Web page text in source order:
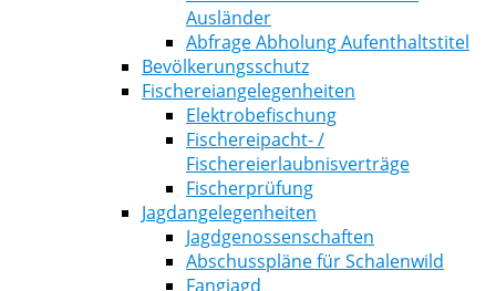
Ausländer
Abfrage Abholung Aufenthaltstitel
Bevölkerungsschutz
Fischereiangelegenheiten
Elektrobefischung
Fischereipacht- /
Fischereierlaubnisverträge
Fischerprüfung
Jagdangelegenheiten
Jagdgenossenschaften
Abschusspläne für Schalenwild
Fangjagd